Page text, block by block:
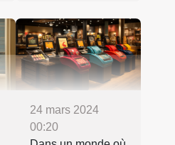
24 mars 2024
00:20